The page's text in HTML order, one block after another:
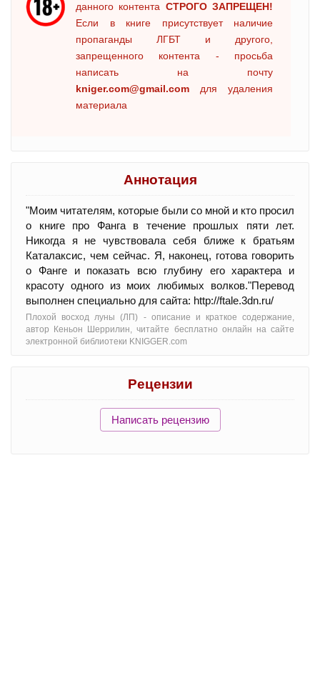
данного контента СТРОГО ЗАПРЕЩЕН!
Если в книге присутствует наличие
пропаганды ЛГБТ и другого,
запрещенного контента - просьба
написать на почту
kniger.com@gmail.com для удаления
материала
Аннотация
"Моим читателям, которые были со мной и кто просил
о книге про Фанга в течение прошлых пяти лет.
Никогда я не чувствовала себя ближе к братьям
Каталаксис, чем сейчас. Я, наконец, готова говорить
о Фанге и показать всю глубину его характера и
красоту одного из моих любимых волков."Перевод
выполнен специально для сайта: http://ftale.3dn.ru/
Плохой восход луны (ЛП) - oписание и краткое содержание,
автор Кеньон Шеррилин, читайте бесплатно онлайн на сайте
электронной библиотеки KNIGGER.com
Рецензии
Написать рецензию